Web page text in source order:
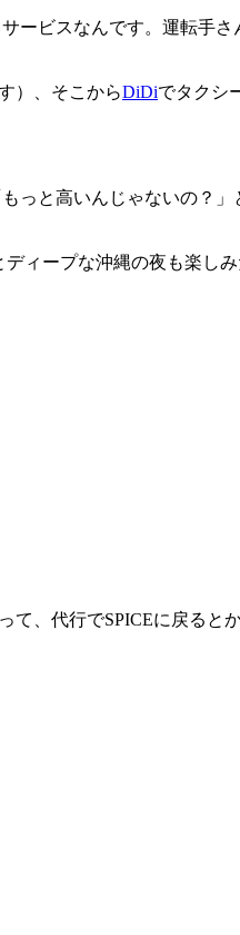
ービスなんです。運転手さ
）、そこからDiDiでタクシ
っと高いんじゃないの？」
ィープな沖縄の夜も楽し
、代行でSPICEに戻ると